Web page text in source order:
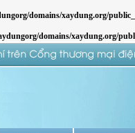
domains/xaydung.org/
domains/xaydung.org/